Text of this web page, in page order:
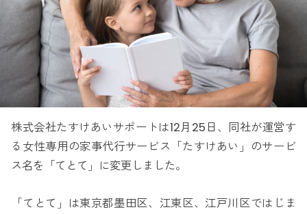
株式会社たすけあいサポートは12月25日、同社が運営す
る女性専用の家事代行サービス「たすけあい」のサービ
ス名を「てとて」に変更しました。
「てとて」は東京都墨田区、江東区、江戸川区ではじま